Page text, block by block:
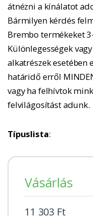
átnézni a kínálatot
Bármilyen kérdés
Brembo termékeket
Különlegességek
alkatrészek
határidő erről
vagy ha felhívtok
felvilágosítást adunk.
Típuslista:
Vásárlás
11 303 Ft